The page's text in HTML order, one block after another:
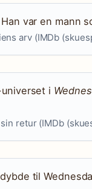
var en mann
arv (IMDb
i
retur (IMDb
til